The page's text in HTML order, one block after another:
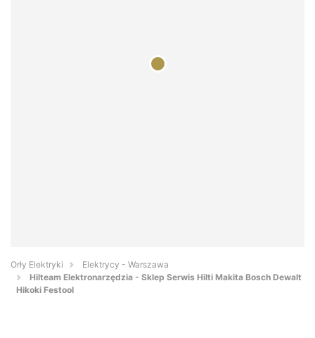
Orły Elektryki
Elektrycy - Warszawa
Hilteam Elektronarzędzia - Sklep Serwis Hilti Makita Bosch Dewalt
Hikoki Festool